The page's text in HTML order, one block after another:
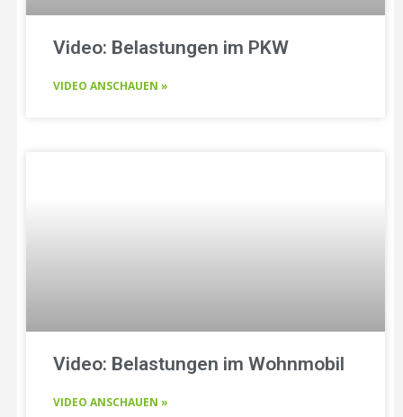
Video: Belastungen im PKW
VIDEO ANSCHAUEN »
Video: Belastungen im Wohnmobil
VIDEO ANSCHAUEN »